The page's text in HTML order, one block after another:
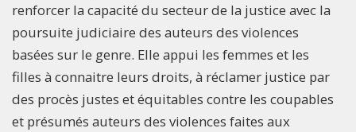
renforcer la capacité du secteur de la justice avec la
poursuite judiciaire des auteurs des violences
basées sur le genre. Elle appui les femmes et les
filles à connaitre leurs droits, à réclamer justice par
des procès justes et équitables contre les coupables
et présumés auteurs des violences faites aux